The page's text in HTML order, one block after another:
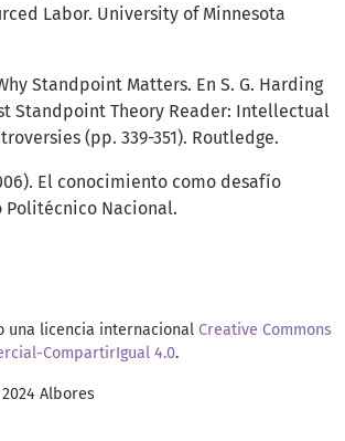
Labor. University of Minnesota
Standpoint Matters. En S. G. Harding
Standpoint Theory Reader: Intellectual
(pp. 339-351). Routledge.
El conocimiento como desafío
Nacional.
una licencia internacional Creative Commons
CompartirIgual 4.0.
Albores